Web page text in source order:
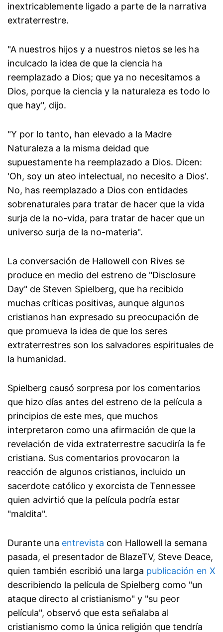
inextricablemente ligado a parte de la narrativa
extraterrestre.
"A nuestros hijos y a nuestros nietos se les ha
inculcado la idea de que la ciencia ha
reemplazado a Dios; que ya no necesitamos a
Dios, porque la ciencia y la naturaleza es todo lo
que hay", dijo.
"Y por lo tanto, han elevado a la Madre
Naturaleza a la misma deidad que
supuestamente ha reemplazado a Dios. Dicen:
'Oh, soy un ateo intelectual, no necesito a Dios'.
No, has reemplazado a Dios con entidades
sobrenaturales para tratar de hacer que la vida
surja de la no-vida, para tratar de hacer que un
universo surja de la no-materia".
La conversación de Hallowell con Rives se
produce en medio del estreno de "Disclosure
Day" de Steven Spielberg, que ha recibido
muchas críticas positivas, aunque algunos
cristianos han expresado su preocupación de
que promueva la idea de que los seres
extraterrestres son los salvadores espirituales de
la humanidad.
Spielberg causó sorpresa por los comentarios
que hizo días antes del estreno de la película a
principios de este mes, que muchos
interpretaron como una afirmación de que la
revelación de vida extraterrestre sacudiría la fe
cristiana. Sus comentarios provocaron la
reacción de algunos cristianos, incluido un
sacerdote católico y exorcista de Tennessee
quien advirtió que la película podría estar
"maldita".
Durante una entrevista con Hallowell la semana
pasada, el presentador de BlazeTV, Steve Deace,
quien también escribió una larga publicación en X
describiendo la película de Spielberg como "un
ataque directo al cristianismo" y "su peor
película", observó que esta señalaba al
cristianismo como la única religión que tendría